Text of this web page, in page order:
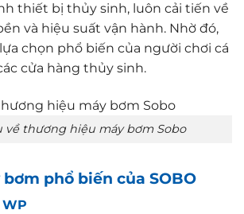
thiết bị thủy sinh, luôn cải tiến về
và hiệu suất vận hành. Nhờ đó,
chọn phổ biến của người chơi cá
cửa hàng thủy sinh.
về thương hiệu máy bơm Sobo
phổ biến của SOBO